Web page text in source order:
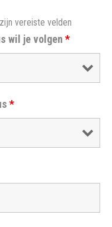
zijn vereiste velden
wil je volgen *
*